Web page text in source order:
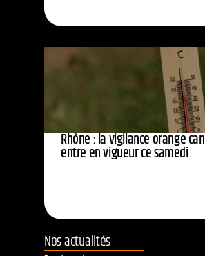
Rhône : la vigilance orange
entre en vigueur ce samedi
Nos actualités